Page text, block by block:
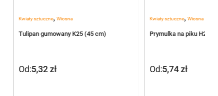
Kwiaty sztuczne, Wiosna
Tulipan gumowany K25 (45 cm)
Od:5,32zł
Kwiaty sztuczne,Wiosna
Prymulka na piku H297
Od:5,74zł